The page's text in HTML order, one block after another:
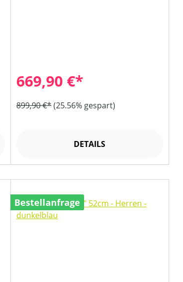
669,90 €*
899,90 €*(25.56% gespart)
DETAILS
Bestellanfrage